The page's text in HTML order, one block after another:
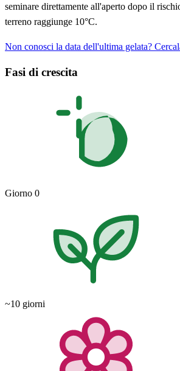
seminare direttamente all'aperto dopo il
terreno raggiunge 10°C.
Non conosci la data dell'ultima gelata?
Fasi di crescita
Giorno 0
~10 giorni